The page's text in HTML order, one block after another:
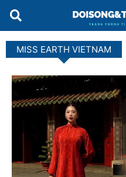
MISS EARTH VIETNAM